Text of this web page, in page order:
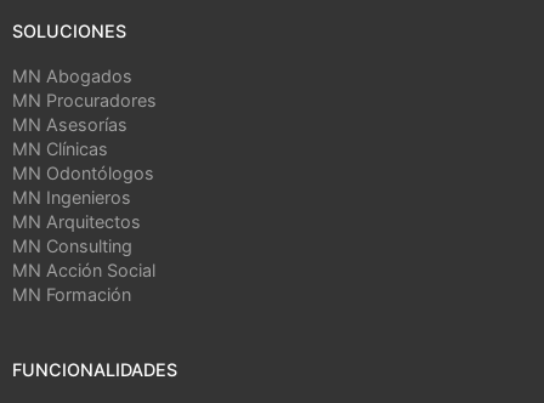
SOLUCIONES
MN Abogados
MN Procuradores
MN Asesorías
MN Clínicas
MN Odontólogos
MN Ingenieros
MN Arquitectos
MN Consulting
MN Acción Social
MN Formación
FUNCIONALIDADES